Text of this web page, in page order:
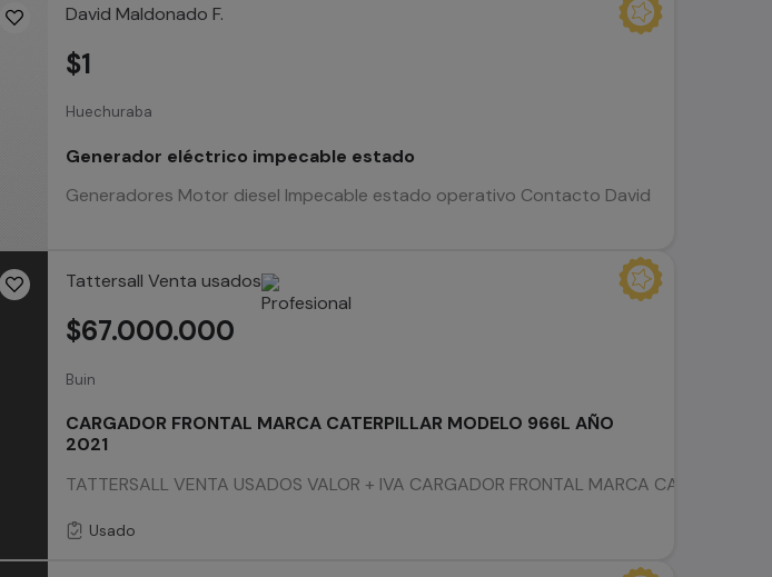
David Maldonado F.
Huechuraba
Generador eléctrico impecable estado
Generadores Motor diesel Impecable estado operativo Contacto David
$1
Tattersall Venta usados
Buin
CARGADOR FRONTAL MARCA CATERPILLAR MODELO 966L AÑO
2021
TATTERSALL VENTA USADOS VALOR + IVA CARGADOR FRONTAL MARCA
$67.000.000
Usado